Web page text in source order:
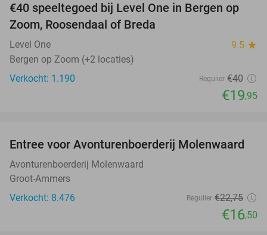
50%
€40 speeltegoed bij Level One in Bergen op
Zoom, Roosendaal of Breda
Level One 9.5 star
Bergen op Zoom (+2 locaties)
Verkocht: 1.190
Regulier €40
€19,95
27%
Entree voor Avonturenboerderij Molenwaard
Avonturenboerderij Molenwaard
Groot-Ammers
Verkocht: 8.476
Regulier €22,75
€16,50